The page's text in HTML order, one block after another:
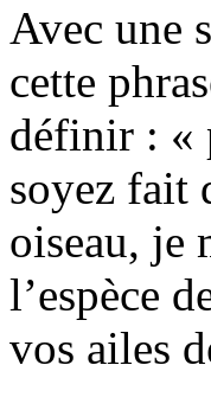
Avec une
cette
définir : «
soyez fait
oiseau, je
l’espèce
vos ailes